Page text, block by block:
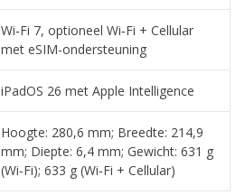
Wi‑Fi 7, optioneel Wi‑Fi + Cellular
met eSIM-ondersteuning
iPadOS 26 met Apple Intelligence
Hoogte: 280,6 mm; Breedte: 214,9
mm; Diepte: 6,4 mm; Gewicht: 631 g
(Wi‑Fi); 633 g (Wi‑Fi + Cellular)